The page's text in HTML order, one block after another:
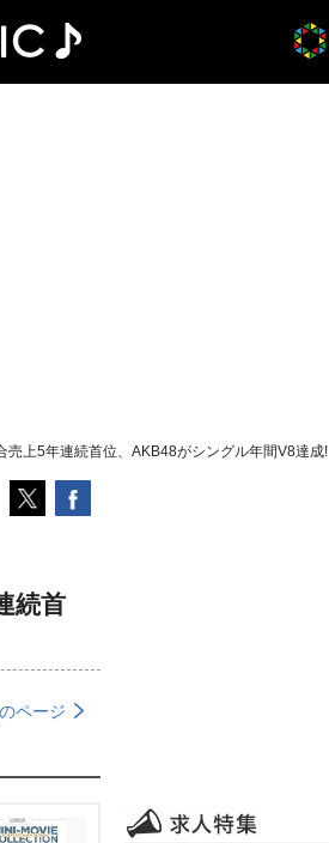
売上5年連続首位、AKB48がシングル年間V8達成!
続首
ページ